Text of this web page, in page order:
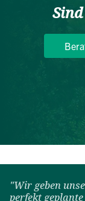
"Wir geben
perfekt